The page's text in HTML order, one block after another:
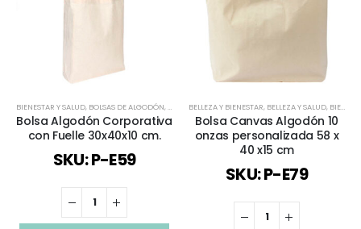
BIENESTAR Y SALUD, BOLSAS DE ALGODÓN,BOLSAS Y CAJAS ,TODOS
Bolsa Algodón Corporativa
con Fuelle 30x40x10 cm.
SKU: P-E59
BELLEZA Y BIENESTAR, BELLEZA Y SALUD, BIENESTAR Y SALUD
Bolsa Canvas Algodón 10
onzas personalizada 58 x
40 x15 cm
SKU: P-E79